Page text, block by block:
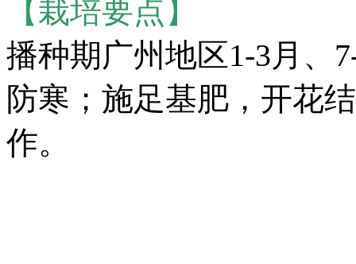
【栽培要点】
播种期广州地区1-3月、
防寒；施足基肥，开花
作。